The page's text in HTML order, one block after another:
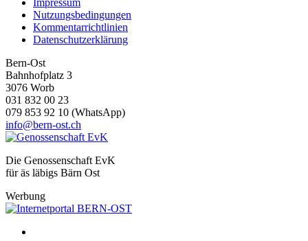
Impressum
Nutzungsbedingungen
Kommentarrichtlinien
Datenschutzerklärung
Bern-Ost
Bahnhofplatz 3
3076 Worb
031 832 00 23
079 853 92 10 (WhatsApp)
info@bern-ost.ch
Die Genossenschaft EvK
für äs läbigs Bärn Ost
Werbung